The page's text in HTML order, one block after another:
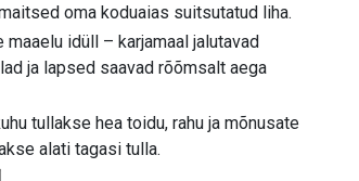
oma koduaias suitsutatud liha.
idüll – karjamaal jalutavad
ja lapsed saavad rõõmsalt aega
tullakse hea toidu, rahu ja mõnusate
alati tagasi tulla.